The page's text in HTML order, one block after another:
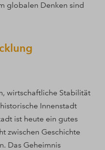
globalen Denken sind
wirtschaftliche Stabilität
Innenstadt
ist heute ein gutes
zwischen Geschichte
Das Geheimnis